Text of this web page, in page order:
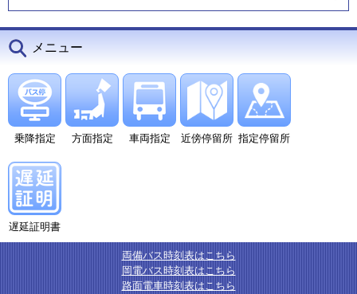
メニュー
乗降指定 方面指定 車両指定 近傍停留所 指定停留所
遅延証明書
両備バス時刻表はこちら
岡電バス時刻表はこちら
路面電車時刻表はこちら